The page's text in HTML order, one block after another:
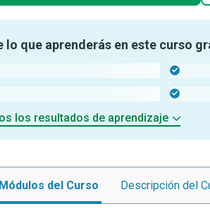
lo que aprenderás en este curso
los resultados de aprendizaje
Módulos del Curso Descripción del